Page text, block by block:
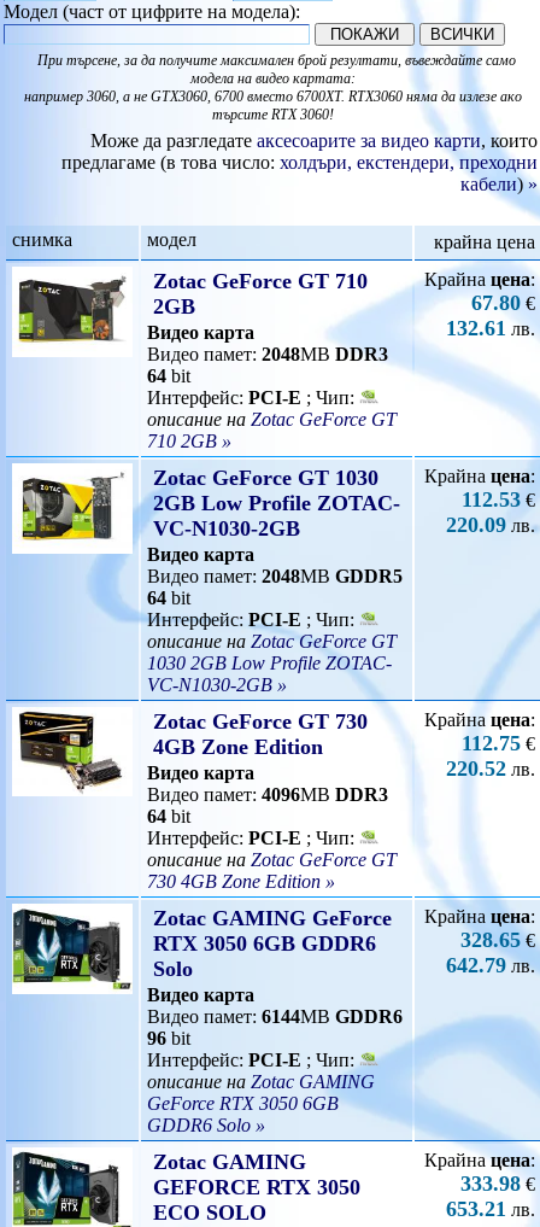
Модел (част от цифрите на модела):
ВСИЧКИ
При търсене, за да получите максимален брой резултати, въвеждайте само
модела на видео картата:
например 3060, а не GTX3060, 6700 вместо 6700XT. RTX3060 няма да излезе ако
търсите RTX 3060!
Може да разгледате аксесоарите за видео карти, които
предлагаме (в това число: холдъри, екстендери, преходни
кабели)»
снимка модел крайна цена
Zotac GeForce GT 710
2GB
Видео карта
Видео памет: 2048MB DDR3
64 bit
Интерфейс: PCI-E ; Чип:
описание на Zotac GeForce GT
710 2GB »
Крайна цена:
67.80 €
132.61 лв.
Zotac GeForce GT 1030
2GB Low Profile ZOTAC-
VC-N1030-2GB
Видео карта
Видео памет: 2048MB GDDR5
64 bit
Интерфейс: PCI-E ; Чип:
описание на Zotac GeForce GT
1030 2GB Low Profile ZOTAC-
VC-N1030-2GB »
Крайна цена:
112.53 €
220.09 лв.
Zotac GeForce GT 730
4GB Zone Edition
Видео карта
Видео памет: 4096MB DDR3
64 bit
Интерфейс: PCI-E ; Чип:
описание на Zotac GeForce GT
730 4GB Zone Edition »
Крайна цена:
112.75 €
220.52 лв.
Zotac GAMING GeForce
RTX 3050 6GB GDDR6
Solo
Видео карта
Видео памет: 6144MB GDDR6
96 bit
Интерфейс: PCI-E ; Чип:
описание на Zotac GAMING
GeForce RTX 3050 6GB
GDDR6 Solo »
Крайна цена:
328.65 €
642.79 лв.
Zotac GAMING
GEFORCE RTX 3050
ECO SOLO
Крайнацена:
333.98 €
653.21 лв.